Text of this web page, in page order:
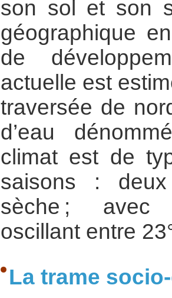
son sol et son
géographique
de
actuelle est
traversée de
d’eau
climat est de
saisons :
sèche ; avec
oscillant entre
La trame